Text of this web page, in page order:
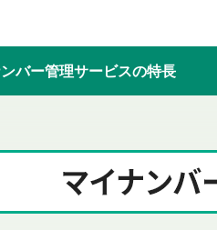
バー管理サービスの特長